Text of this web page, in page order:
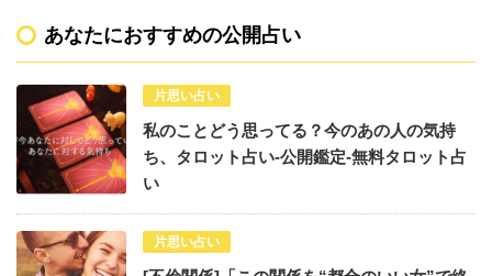
あなたにおすすめの公開占い
片思い占い
私のことどう思ってる？今のあの人の気持
ち、タロット占い-公開鑑定-無料タロット占
い
片思い占い